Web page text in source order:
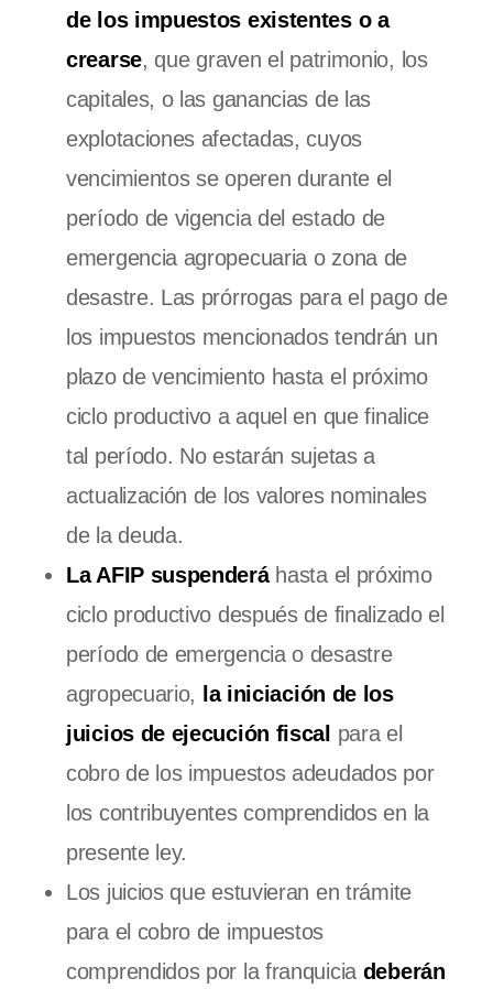
de los impuestos existentes o a
crearse, que graven el patrimonio, los
capitales, o las ganancias de las
explotaciones afectadas, cuyos
vencimientos se operen durante el
período de vigencia del estado de
emergencia agropecuaria o zona de
desastre. Las prórrogas para el pago de
los impuestos mencionados tendrán un
plazo de vencimiento hasta el próximo
ciclo productivo a aquel en que finalice
tal período. No estarán sujetas a
actualización de los valores nominales
de la deuda.
La AFIP suspenderáhasta el próximo
ciclo productivo después de finalizado el
período de emergencia o desastre
agropecuario, la iniciación de los
juicios de ejecución fiscal para el
cobro de los impuestos adeudados por
los contribuyentes comprendidos en la
presente ley.
Los juicios que estuvieran en trámite
para el cobro de impuestos
comprendidos por la franquicia deberán